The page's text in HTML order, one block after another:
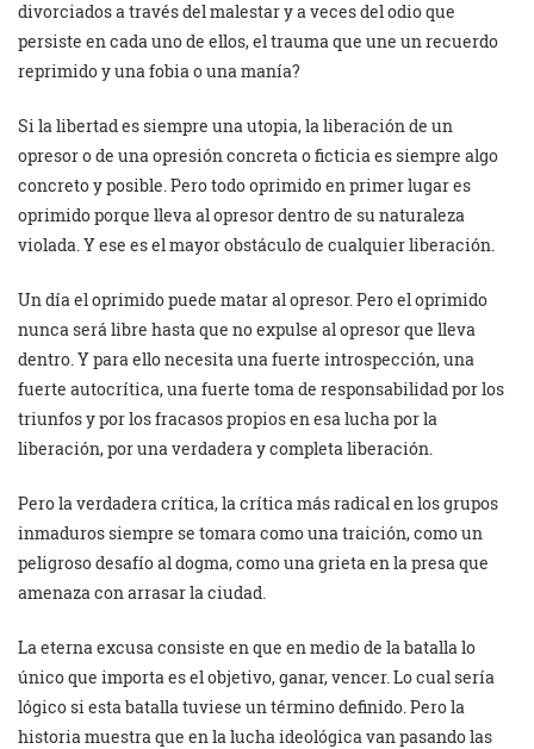
divorciados a través del malestar y a veces del odio que
persiste en cada uno de ellos, el trauma que une un recuerdo
reprimido y una fobia o una manía?
Si la libertad es siempre una utopia, la liberación de un
opresor o de una opresión concreta o ficticia es siempre algo
concreto y posible. Pero todo oprimido en primer lugar es
oprimido porque lleva al opresor dentro de su naturaleza
violada. Y ese es el mayor obstáculo de cualquier liberación.
Un día el oprimido puede matar al opresor. Pero el oprimido
nunca será libre hasta que no expulse al opresor que lleva
dentro. Y para ello necesita una fuerte introspección, una
fuerte autocrítica, una fuerte toma de responsabilidad por los
triunfos y por los fracasos propios en esa lucha por la
liberación, por una verdadera y completa liberación.
Pero la verdadera crítica, la crítica más radical en los grupos
inmaduros siempre se tomara como una traición, como un
peligroso desafío al dogma, como una grieta en la presa que
amenaza con arrasar la ciudad.
La eterna excusa consiste en que en medio de la batalla lo
único que importa es el objetivo, ganar, vencer. Lo cual sería
lógico si esta batalla tuviese un término definido. Pero la
historia muestra que en la lucha ideológica van pasando las